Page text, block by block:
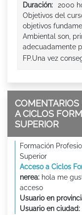
Duración:
2000
Objetivos del
objetivos
Ambiental son,
adecuadamente
FP.Una vez
COMENTARIOS
A CICLOS
SUPERIOR
Formación
Superior
Acceso a Ciclos
nerea: hola me
acceso
Usuario en
Usuario en ciudad: